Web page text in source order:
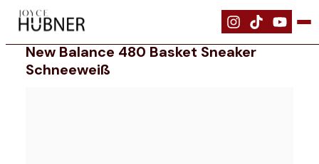
| Schuhe | New Balance 480 Basket Sneaker schneeweiß
New Balance 480 Basket Sneaker
Schneeweiß